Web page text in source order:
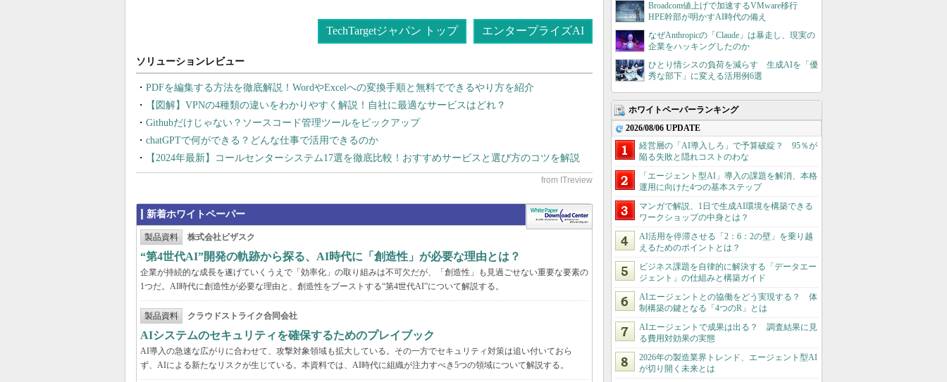
TechTargetジャパン トップ エンタープライズAI
PDFを編集する方法を徹底解説！WordやExcelへの変換手順と無料でできるやり方を紹介
【図解】VPNの4種類の違いをわかりやすく解説！自社に最適なサービスはどれ？
Githubだけじゃない？ソースコード管理ツールをピックアップ
chatGPTで何ができる？どんな仕事で活用できるのか
【2024年最新】コールセンターシステム17選を徹底比較！おすすめサービスと選び方のコツを解説
新着ホワイトペーパー
製品資料 株式会社ビザスク
“第4世代AI”開発の軌跡から探る、AI時代に「創造性」が必要な理由とは？
企業が持続的な成長を遂げていくうえで「効率化」の取り組みは不可欠だが、「創造性」も見過ごせない重要な要素の
1つだ。AI時代に創造性が必要な理由と、創造性をブーストする“第4世代AI”について解説する。
製品資料 クラウドストライク合同会社
AIシステムのセキュリティを確保するためのプレイブック
AI導入の急速な広がりに合わせて、攻撃対象領域も拡大している。その一方でセキュリティ対策は追い付いておら
ず、AIによる新たなリスクが生じている。本資料では、AI時代に組織が注力すべき5つの領域について解説する。
Broadcom値上げで加速するVMware移行
HPE幹部が明かすAI時代の備え
なぜAnthropicの「Claude」は暴走し、現実の
企業をハッキングしたのか
ひとり情シスの負荷を減らす 生成AIを「優
秀な部下」に変える活用例6選
ホワイトペーパーランキング
2026/08/06 UPDATE
経営層の「AI導入しろ」で予算破綻？ 95％が
陥る失敗と隠れコストのわな
「エージェント型AI」導入の課題を解消、本格
運用に向けた4つの基本ステップ
マンガで解説、1日で生成AI環境を構築できる
ワークショップの中身とは？
AI活用を停滞させる「2：6：2の壁」を乗り越
えるためのポイントとは？
ビジネス課題を自律的に解決する「データエー
ジェント」の仕組みと構築ガイド
AIエージェントとの協働をどう実現する？ 体
制構築の鍵となる「4つのR」とは
AIエージェントで成果は出る？ 調査結果に見
る費用対効果の実態
2026年の製造業界トレンド、エージェント型AI
が切り開く未来とは